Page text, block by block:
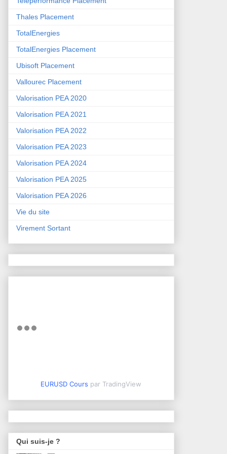
Thales Placement
TotalEnergies
TotalEnergies Placement
Ubisoft Placement
Vallourec Placement
Valorisation PEA 2020
Valorisation PEA 2021
Valorisation PEA 2022
Valorisation PEA 2023
Valorisation PEA 2024
Valorisation PEA 2025
Valorisation PEA 2026
Vie du site
Virement Sortant
EURUSD Cours par TradingView
Qui suis-je ?